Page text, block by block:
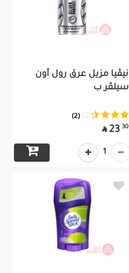
نيڤيا مزيل عرق رول أون
سيلڤر ب
(2)
30
23

1